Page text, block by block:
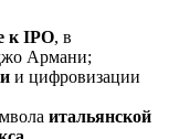
к IPO, в
Армани;
и цифровизации
итальянской